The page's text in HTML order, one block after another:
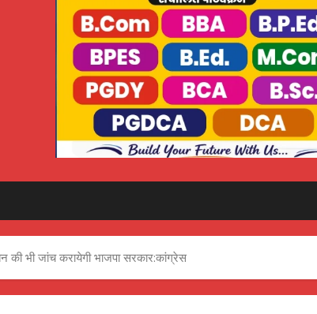
भी जांच करायेगी भाजपा सरकार:कांग्रेस